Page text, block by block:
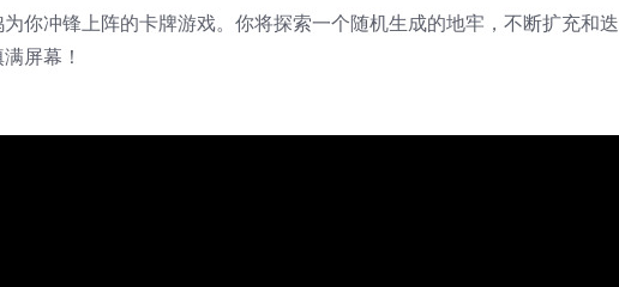
你冲锋上阵的卡牌游戏。你将探索一个随机生成的地牢，不断扩充和迭
屏幕！